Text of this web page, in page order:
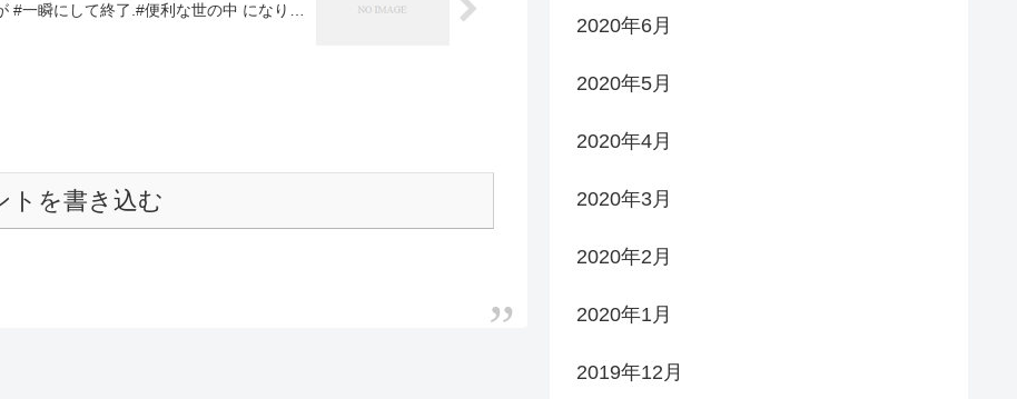
#一瞬にして終了.#便利な世の中 になり…
トを書き込む
2020年6月
2020年5月
2020年4月
2020年3月
2020年2月
2020年1月
2019年12月